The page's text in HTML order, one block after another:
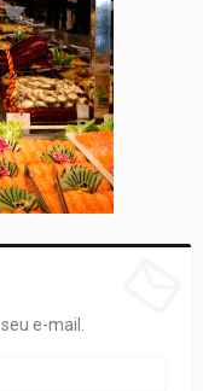
e-mail.